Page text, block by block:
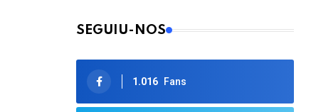
SEGUIU-NOS
1.016 Fans